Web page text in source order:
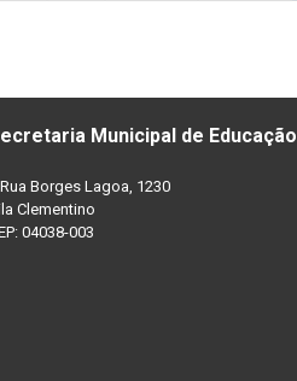
Municipal de Educação
Borges Lagoa, 1230
Clementino
04038-003